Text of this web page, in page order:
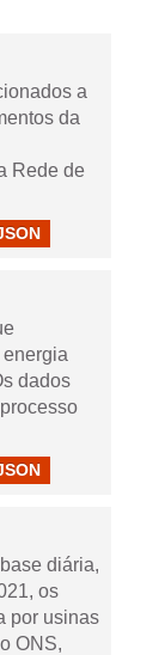
a
da
Rede de
dados
diária,
os
por usinas
ONS,